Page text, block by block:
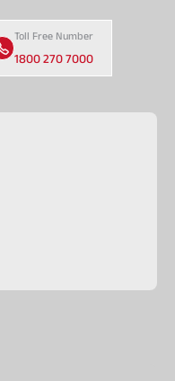
Toll Free Number
1800 270 7000